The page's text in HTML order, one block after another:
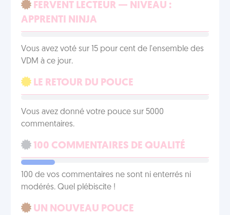
FERVENT LECTEUR — NIVEAU :
APPRENTI NINJA
Vous avez voté sur 15 pour cent de l'ensemble des
VDM à ce jour.
LE RETOUR DU POUCE
Vous avez donné votre pouce sur 5000
commentaires.
100 COMMENTAIRES DE QUALITÉ
100 de vos commentaires ne sont ni enterrés ni
modérés. Quel plébiscite !
UN NOUVEAU POUCE